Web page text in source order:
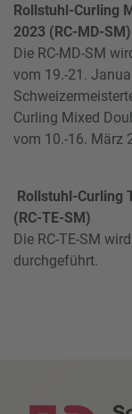
Rollstuhl-Curling
2023 (RC-MD-SM)
Die RC-MD-SM
vom 19.-21.
Curling Mixed
vom 10.-16. März
Rollstuhl-Curling
(RC-TE-SM)
Die RC-TE-SM
durchgeführt.